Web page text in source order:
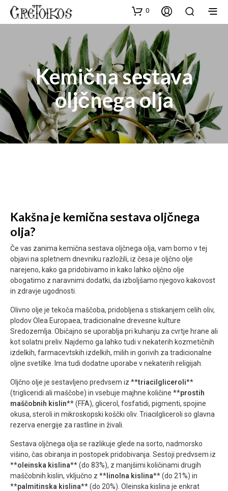
0
Kemična sestava
oljčnega olja
Kakšna je kemična sestava oljčnega
olja?
Če vas zanima kemična sestava oljčnega olja, vam bomo v tej
objavi na spletnem dnevniku razložili, iz česa je oljčno olje
narejeno, kako ga pridobivamo in kako lahko oljčno olje
obogatimo z naravnimi dodatki, da izboljšamo njegovo kakovost
in zdravje ugodnosti.
Olivno olje je tekoča maščoba, pridobljena s stiskanjem celih oliv,
plodov Olea Europaea, tradicionalne drevesne kulture
Sredozemlja. Običajno se uporablja pri kuhanju za cvrtje hrane ali
kot solatni preliv. Najdemo ga lahko tudi v nekaterih kozmetičnih
izdelkih, farmacevtskih izdelkih, milih in gorivih za tradicionalne
oljne svetilke. Ima tudi dodatne uporabe v nekaterih religijah.
Oljčno olje je sestavljeno predvsem iz **triacilgliceroli**
(trigliceridi ali maščobe) in vsebuje majhne količine **prostih
maščobnih kislin** (FFA), glicerol, fosfatidi, pigmenti, spojine
okusa, steroli in mikroskopski koščki oliv. Triacilgliceroli so glavna
rezerva energije za rastline in živali.
Sestava oljčnega olja se razlikuje glede na sorto, nadmorsko
višino, čas obiranja in postopek pridobivanja. Sestoji predvsem iz
**oleinska kislina** (do 83%), z manjšimi količinami drugih
maščobnih kislin, vključno z **linolna kislina** (do 21%) in
**palmitinska kislina** (do 20%). Oleinska kislina je enkrat